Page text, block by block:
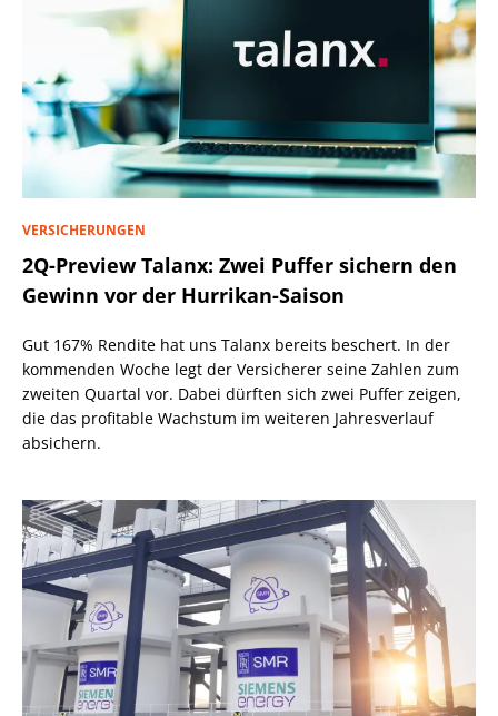
VERSICHERUNGEN
2Q-Preview Talanx: Zwei Puffer sichern den
Gewinn vor der Hurrikan-Saison
Gut 167% Rendite hat uns Talanx bereits beschert. In der
kommenden Woche legt der Versicherer seine Zahlen zum
zweiten Quartal vor. Dabei dürften sich zwei Puffer zeigen,
die das profitable Wachstum im weiteren Jahresverlauf
absichern.